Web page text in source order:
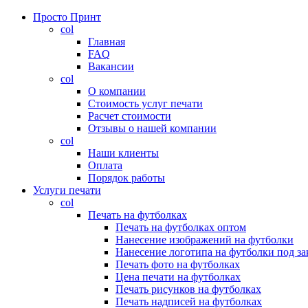
Просто Принт
col
Главная
FAQ
Вакансии
col
О компании
Стоимость услуг печати
Расчет стоимости
Отзывы о нашей компании
col
Наши клиенты
Оплата
Порядок работы
Услуги печати
col
Печать на футболках
Печать на футболках оптом
Нанесение изображений на футболки
Нанесение логотипа на футболки под
Печать фото на футболках
Цена печати на футболках
Печать рисунков на футболках
Печать надписей на футболках